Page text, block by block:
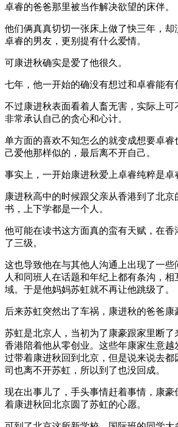
卓睿的爸爸那里被当作解决欲望的床伴。
他们俩真真切切一张床上做了快三年，却
卓睿的男友，更别提有什么爱情。
可康进秋确实是爱了他很久。
七年，他一开始的确没有想过和卓睿能有
不过康进秋表面看着人畜无害，实际上可
非常承认自己的贪心和心计。
单方面的喜欢不知怎么的就变成想要卓睿
己爱他那样似的，最后离不开自己。
事实上，一开始康进秋爱上卓睿纯粹是卓
康进秋高中的时候跟父亲从香港到了北
书，上下学都是一个人。
他可能在读书这方面真的蛮有天赋，在香
了三级。
这也导致他在与其他人沟通上出现了一些
人和同班人在话题和年纪上都有条沟，
域。于是他妈妈苏虹就不再让他跳级了。
后来苏虹突然出了车祸，康进秋的爸爸康
苏虹是北京人，当初为了康豪跟家里断了
香港陪着他从零创业。这些年康家生意越
过带着康进秋回到北京，但是说来说去都
司也离不开苏虹，所以到了也没回成。
现在出事儿了，手头事情赶着事情，康豪
着康进秋回北京圆了苏虹的心愿。